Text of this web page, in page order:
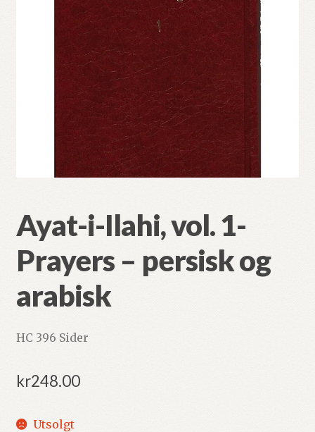
CD og DVD
Annet
Ayat-i-Ilahi, vol. 1-
Prayers – persisk og
arabisk
HC 396 Sider
kr248.00
Utsolgt